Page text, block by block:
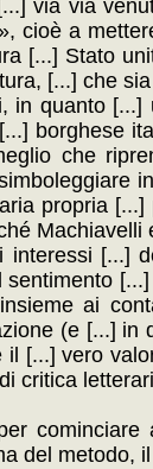
via via
cioè a
[...] Stato
[...] che
in quanto
borghese
che
propria
[...]
ai
(e [...]
[...] vero
critica
del